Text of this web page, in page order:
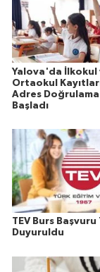
Yalova'da İlkokul
Ortaokul
Adres
Başladı
TEV Burs
Duyuruldu